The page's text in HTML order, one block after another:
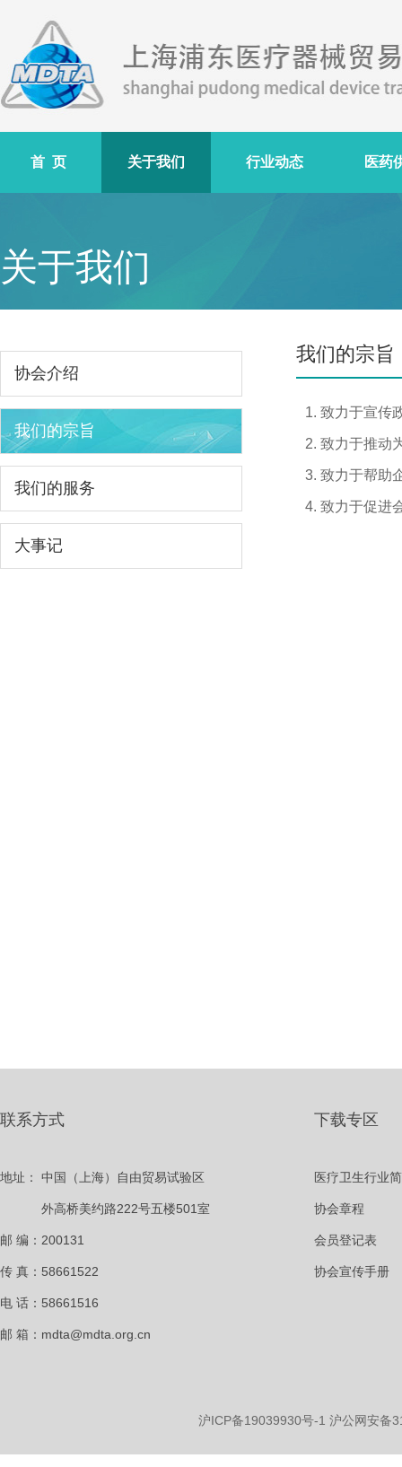
首 页 关于我们 行业动态 医药
关于我们
协会介绍
我们的宗旨
我们的服务
大事记
我们的宗旨
致力于宣传
致力于推动
致力于帮助
致力于促进
联系方式
地址： 中国（上海）自由贸易试验区
外高桥美约路222号五楼501室
邮 编：200131
传 真：58661522
电 话：58661516
邮 箱：mdta@mdta.org.cn
下载专区
医疗卫生行业
协会章程
会员登记表
协会宣传手册
沪ICP备19039930号-1 沪公网安备